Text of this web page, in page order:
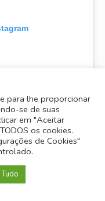
para lhe proporcionar
se de suas
em "Aceitar
os cookies.
de Cookies"